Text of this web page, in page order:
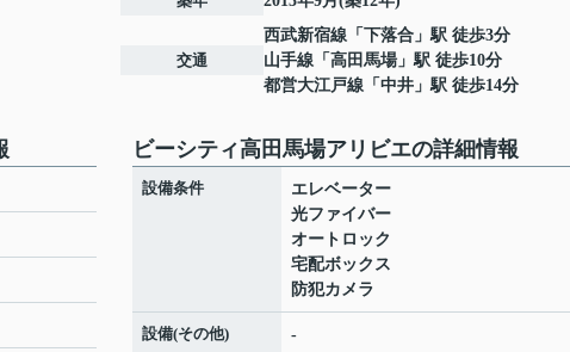
交通
西武新宿線 「 下落合 」駅 徒歩3分
山手線 「 高田馬場」駅 徒歩10分
都営大江戸線 「 中井 」駅 徒歩14分
ビーシティ高田馬場アリビエの詳細情報
設備条件
エレベーター
光ファイバー
オートロック
宅配ボックス
防犯カメラ
設備(その他) -